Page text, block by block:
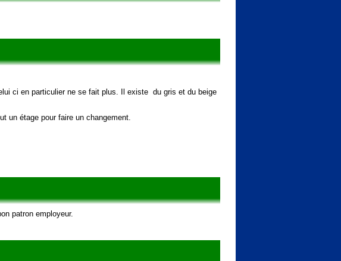
ci en particulier ne se fait plus. Il existe du gris et du beige
un étage pour faire un changement.
patron employeur.